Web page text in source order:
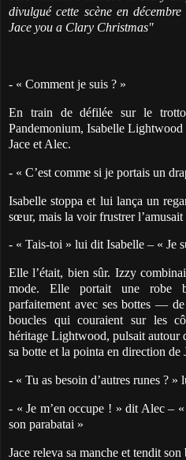
divulgué cette scène en
Jace you a Clary Christmas"
- « Comment je suis ? »
En train de défilée sur le
Pandemonium, Isabelle Lightwood
Jace et Alec.
- « C’est comme si je portais un
Isabelle stoppa et lui lança un
sœur, mais la voir frustrer l’amusait
- « Tais-toi » lui dit Isabelle – « Je
Elle l’était, bien sûr. Izzy
mode. Elle portait une robe
parfaitement avec ses bottes —
boucles qui couraient sur les
héritage Lightwood, pulsait autour
sa botte et la pointa en direction de
- « Tu as besoin d’autres runes ? »
- « Je m’en occupe ! » dit Alec –
son parabatai »
Jace releva sa manche et tendit